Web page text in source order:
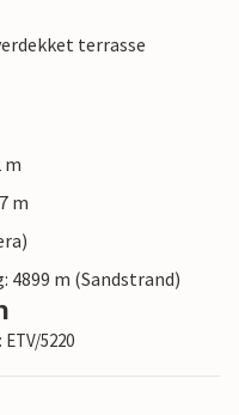
terrasse
m
m
m (Sandstrand)
5220